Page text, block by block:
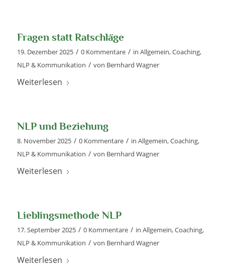
Fragen statt Ratschläge
19. Dezember 2025 / 0 Kommentare / in Allgemein,Coaching,
NLP & Kommunikation / von Bernhard Wagner
Weiterlesen
NLP und Beziehung
8. November 2025 / 0 Kommentare / in Allgemein,Coaching,
NLP & Kommunikation / von Bernhard Wagner
Weiterlesen
Lieblingsmethode NLP
17. September 2025 / 0 Kommentare / in Allgemein,Coaching,
NLP & Kommunikation / von Bernhard Wagner
Weiterlesen